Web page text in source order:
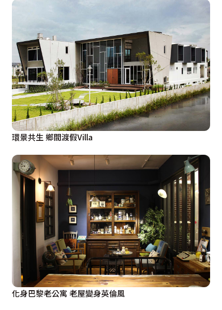
環景共生 鄉間渡假Villa
化身巴黎老公寓 老屋變身英倫風